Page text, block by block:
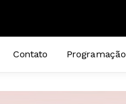
Contato Programação